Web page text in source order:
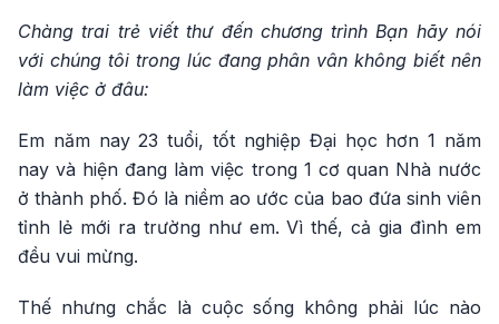
Chàng trai trẻ viết thư đến chương trình Bạn hãy nói
với chúng tôi trong lúc đang phân vân không biết nên
làm việc ở đâu:
Em năm nay 23 tuổi, tốt nghiệp Đại học hơn 1 năm
nay và hiện đang làm việc trong 1 cơ quan Nhà nước
ở thành phố. Đó là niềm ao ước của bao đứa sinh viên
tỉnh lẻ mới ra trường như em. Vì thế, cả gia đình em
đều vui mừng.
Thế nhưng chắc là cuộc sống không phải lúc nào